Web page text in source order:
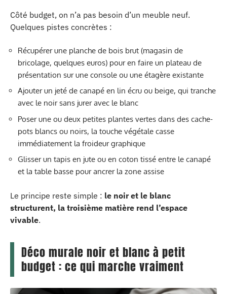
Côté budget, on n’a pas besoin d’un meuble neuf.
Quelques pistes concrètes :
Récupérer une planche de bois brut (magasin de
bricolage, quelques euros) pour en faire un plateau de
présentation sur une console ou une étagère existante
Ajouter un jeté de canapé en lin écru ou beige, qui tranche
avec le noir sans jurer avec le blanc
Poser une ou deux petites plantes vertes dans des cache-
pots blancs ou noirs, la touche végétale casse
immédiatement la froideur graphique
Glisser un tapis en jute ou en coton tissé entre le canapé
et la table basse pour ancrer la zone assise
Le principe reste simple : le noir et le blanc
structurent, la troisième matière rend l’espace
vivable.
Déco murale noir et blanc à petit
budget : ce qui marche vraiment